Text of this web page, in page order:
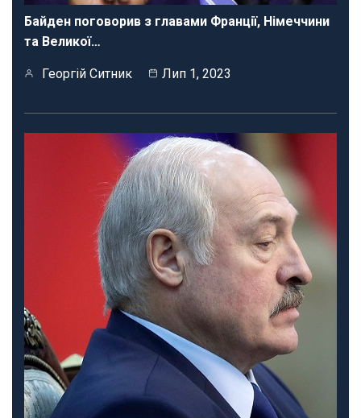
Байден поговорив з главами Франції, Німеччини
та Великої…
Георгій Ситник Лип 1, 2023